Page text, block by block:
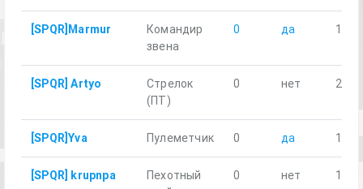
[SPQR]Marmur
Командир
звена
0 да
[SPQR] Artyo
Стрелок
(ПТ)
0 нет
[SPQR]Yva Пулеметчик 0 да
[SPQR] krupnpa
Пехотный
0 нет